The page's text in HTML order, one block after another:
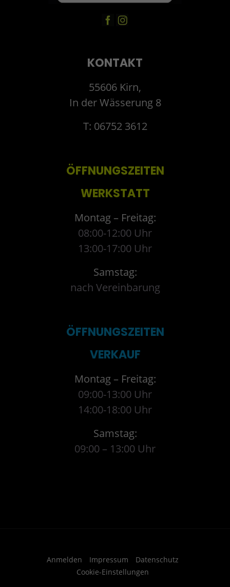
KONTAKT
55606 Kirn,
In der Wässerung 8
T: 06752 3612
ÖFFNUNGSZEITEN
WERKSTATT
Montag – Freitag:
08:00-12:00 Uhr
13:00-17:00 Uhr
Samstag:
nach Vereinbarung
ÖFFNUNGSZEITEN
VERKAUF
Montag – Freitag:
09:00-13:00 Uhr
14:00-18:00 Uhr
Samstag:
09:00 – 13:00 Uhr
Anmelden Impressum
Datenschutz
Cookie-Einstellungen